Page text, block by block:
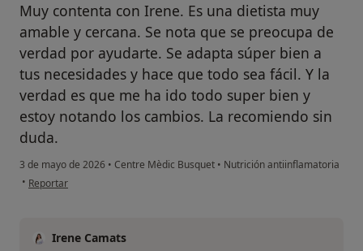
Muy contenta con Irene. Es una dietista muy
amable y cercana. Se nota que se preocupa de
verdad por ayudarte. Se adapta súper bien a
tus necesidades y hace que todo sea fácil. Y la
verdad es que me ha ido todo super bien y
estoy notando los cambios. La recomiendo sin
duda.
3 de mayo de 2026 • Centre Mèdic Busquet • Nutrición antiinflamatoria
• en opinión del usuario Dolores Ruiz
Reportar
Irene Camats